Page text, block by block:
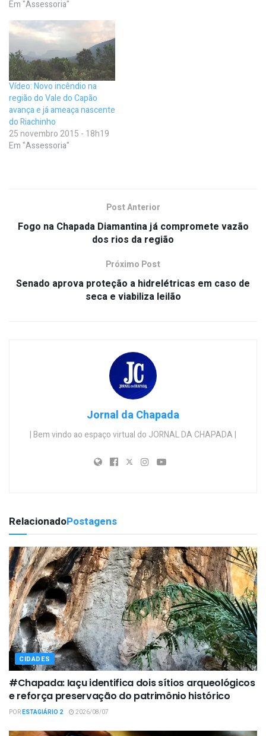
Em "Assessoria"
Vídeo: Novo incêndio na
região do Vale do Capão
avança e já ameaça nascente
do Riachinho
25 novembro 2015 - 18h19
Em "Assessoria"
Post Anterior
Fogo na Chapada Diamantina já compromete vazão
dos rios da região
Próximo Post
Senado aprova proteção a hidrelétricas em caso de
seca e viabiliza leilão
Jornal da Chapada
| Bem vindo ao espaço virtual do JORNAL DA CHAPADA |
RelacionadoPostagens
CIDADES
#Chapada: Iaçu identifica dois sítios arqueológicos
e reforça preservação do patrimônio histórico
PORESTAGIÁRIO 2 2026/08/07